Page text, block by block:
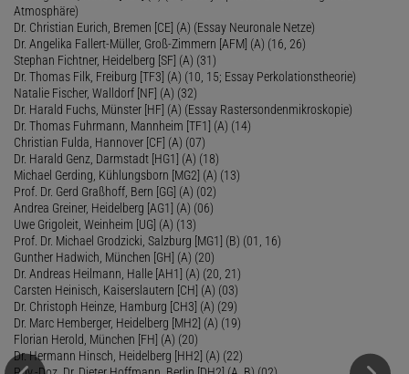
Atmosphäre)
Dr. Christian Eurich, Bremen [CE] (A) (Essay Neuronale Netze)
Dr. Angelika Fallert-Müller, Groß-Zimmern [AFM] (A) (16, 26)
Stephan Fichtner, Heidelberg [SF] (A) (31)
Dr. Thomas Filk, Freiburg [TF3] (A) (10, 15; Essay Perkolationstheorie)
Natalie Fischer, Walldorf [NF] (A) (32)
Dr. Harald Fuchs, Münster [HF] (A) (Essay Rastersondenmikroskopie)
Dr. Thomas Fuhrmann, Mannheim [TF1] (A) (14)
Christian Fulda, Hannover [CF] (A) (07)
Dr. Harald Genz, Darmstadt [HG1] (A) (18)
Michael Gerding, Kühlungsborn [MG2] (A) (13)
Prof. Dr. Gerd Graßhoff, Bern [GG] (A) (02)
Andrea Greiner, Heidelberg [AG1] (A) (06)
Uwe Grigoleit, Weinheim [UG] (A) (13)
Prof. Dr. Michael Grodzicki, Salzburg [MG1] (B) (01, 16)
Gunther Hadwich, München [GH] (A) (20)
Dr. Andreas Heilmann, Halle [AH1] (A) (20, 21)
Carsten Heinisch, Kaiserslautern [CH] (A) (03)
Dr. Christoph Heinze, Hamburg [CH3] (A) (29)
Dr. Marc Hemberger, Heidelberg [MH2] (A) (19)
Florian Herold, München [FH] (A) (20)
Dr. Hermann Hinsch, Heidelberg [HH2] (A) (22)